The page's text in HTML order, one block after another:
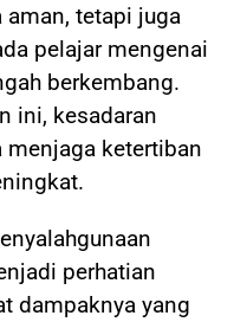
tetapi juga
pelajar mengenai
berkembang.
ini, kesadaran
menjaga ketertiban
perhatian
dampaknya yang